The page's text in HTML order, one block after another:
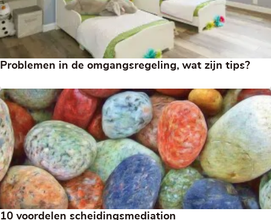
Problemen in de omgangsregeling, wat zijn tips?
10 voordelen scheidingsmediation